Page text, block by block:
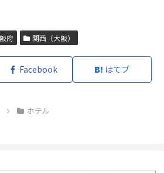
府 関西（大阪）
Facebook はてブ
ホテル